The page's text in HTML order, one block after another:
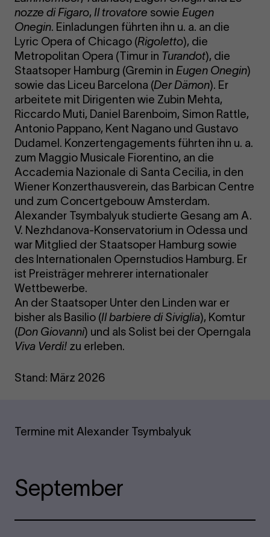
nozze di Figaro,Il trovatore sowieEugen
Onegin. Einladungen führten ihn u. a. an die
Lyric Opera of Chicago (Rigoletto), die
Metropolitan Opera (Timur in Turandot), die
Staatsoper Hamburg (Gremin inEugen Onegin)
sowie das Liceu Barcelona (Der Dämon). Er
arbeitete mit Dirigenten wie Zubin Mehta,
Riccardo Muti, Daniel Barenboim, Simon Rattle,
Antonio Pappano, Kent Nagano und Gustavo
Dudamel. Konzertengagements führten ihn u. a.
zum Maggio Musicale Fiorentino, an die
Accademia Nazionale di Santa Cecilia, in den
Wiener Konzerthausverein, das Barbican Centre
und zum Concertgebouw Amsterdam.
Alexander Tsymbalyuk studierte Gesang am A.
V. Nezhdanova-Konservatorium in Odessa und
war Mitglied der Staatsoper Hamburg sowie
des Internationalen Opernstudios Hamburg. Er
ist Preisträger mehrerer internationaler
Wettbewerbe.
An der Staatsoper Unter den Linden war er
bisher als Basilio (Il barbiere di Siviglia), Komtur
(Don Giovanni) und als Solist bei der Operngala
Viva Verdi! zu erleben.
Stand: März 2026
Termine mit Alexander Tsymbalyuk
September